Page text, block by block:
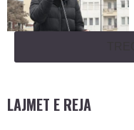
LAJMET E REJA